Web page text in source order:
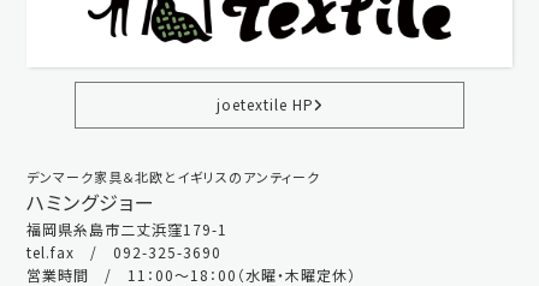
joetextile HP
デンマーク家具＆北欧とイギリスのアンティーク
ハミングジョー
福岡県糸島市二丈浜窪179-1
tel.fax / 092-325-3690
営業時間 / 11：00～18：00（水曜・木曜定休）